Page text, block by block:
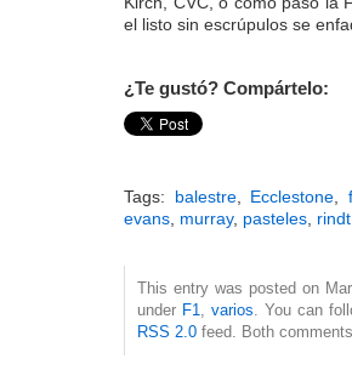
el listo sin escrúpulos se
¿Te gustó? Compártelo:
Tags: balestre, Ecclestone,
evans, murray, pasteles,
This entry was posted on
under F1, varios. You can
RSS 2.0 feed. Both